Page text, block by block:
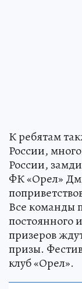
К ребятам
России,
России,
ФК «Орел»
Все команды
постоянного
призеров
призы.
клуб «Орел».